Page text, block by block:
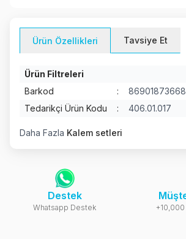
Ürün Özellikleri Tavsiye Et
Ürün Filtreleri
Barkod
:
Tedarikçi Ürün Kodu
: 406.01.017
Daha Fazla Kalem setleri
Destek
Whatsapp Destek